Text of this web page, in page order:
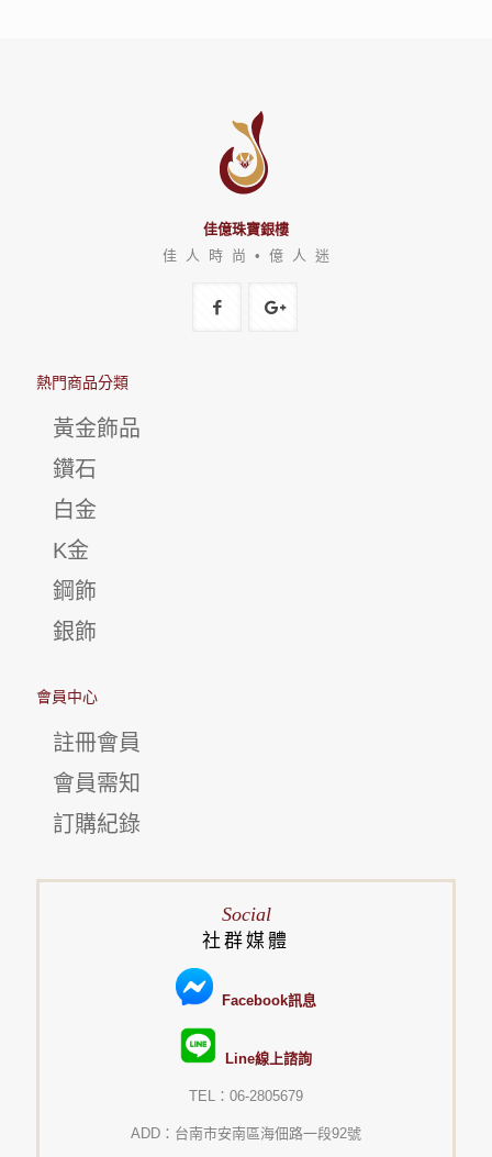
佳億珠寶銀樓
佳 人 時 尚 • 億 人 迷
熱門商品分類
黃金飾品
鑽石
白金
K金
鋼飾
銀飾
會員中心
註冊會員
會員需知
訂購紀錄
Social
社群媒體
Facebook訊息
Line線上諮詢
TEL：06-2805679
ADD：台南市安南區海佃路一段92號